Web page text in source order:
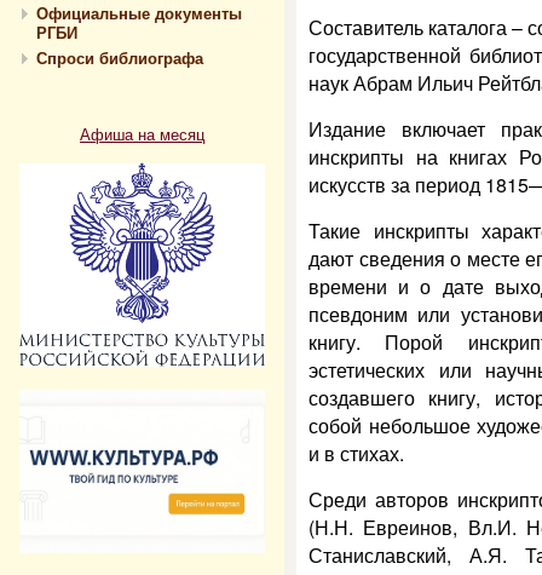
Официальные документы
РГБИ
Спроси библиографа
Афиша на месяц
Составитель каталога –
государственной
наук Абрам Ильич
Издание включает
инскрипты на книгах
искусств за период
Такие инскрипты
дают сведения о месте
времени и о дате
псевдоним или
книгу. Порой
эстетических или
создавшего книгу,
собой небольшое
и в стихах.
Среди авторов
(Н.Н. Евреинов, Вл.И.
Станиславский, А.Я.